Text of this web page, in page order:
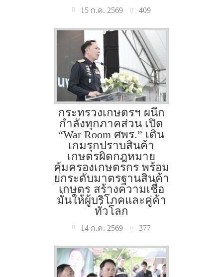
15 ก.ค. 2569 409
กระทรวงเกษตรฯ ผนึก
กำลังทุกภาคส่วน เปิด
“War Room ศพร.” เดิน
เกมรุกปราบสินค้า
เกษตรผิดกฎหมาย
คุ้มครองเกษตรกร พร้อม
ยกระดับมาตรฐานสินค้า
เกษตร สร้างความเชื่อ
มั่นให้ผู้บริโภคและคู่ค้า
ทั่วโลก
14 ก.ค. 2569 377